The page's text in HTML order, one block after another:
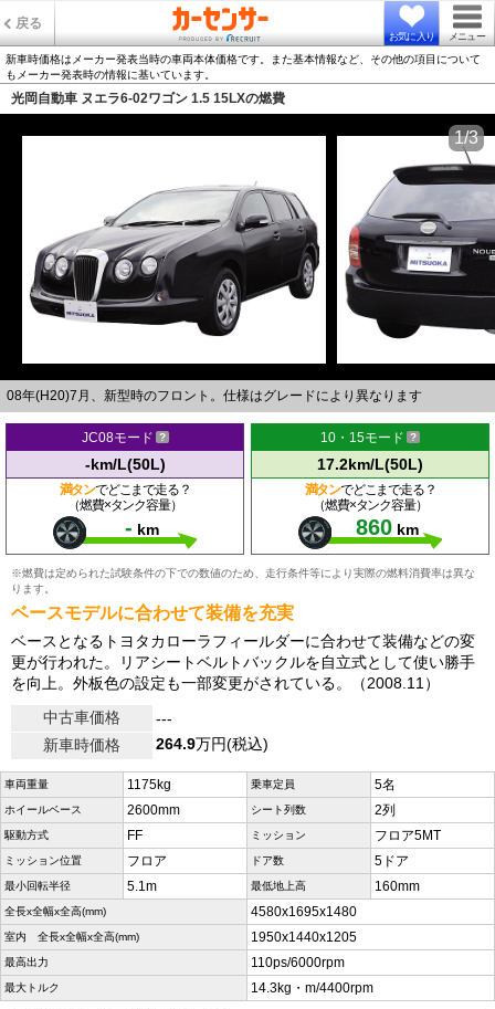
戻る
お気に入り メニュー
新車時価格はメーカー発表当時の車両本体価格です。また基本情報など、その他の項目について
もメーカー発表時の情報に基いています。
光岡自動車 ヌエラ6-02ワゴン 1.5 15LXの燃費
08年(H20)7月、新型時のフロント。仕様はグレードにより異なります
1/3
JC08モード
-km/L(50L)
満タンでどこまで走る？
（燃費×タンク容量）
- km
10・15モード
17.2km/L(50L)
満タンでどこまで走る？
（燃費×タンク容量）
860 km
※燃費は定められた試験条件の下での数値のため、走行条件等により実際の燃料消費率は異な
ります。
ベースモデルに合わせて装備を充実
ベースとなるトヨタカローラフィールダーに合わせて装備などの変
更が行われた。リアシートベルトバックルを自立式として使い勝手
を向上。外板色の設定も一部変更がされている。（2008.11）
中古車価格
---
新車時価格
264.9万円(税込)
車両重量 1175kg 乗車定員 5名
ホイールベース 2600mm シート列数 2列
駆動方式 FF ミッション フロア5MT
ミッション位置 フロア ドア数 5ドア
最小回転半径 5.1m 最低地上高 160mm
全長x全幅x全高(mm) 4580x1695x1480
室内 全長x全幅x全高(mm) 1950x1440x1205
最高出力 110ps/6000rpm
最大トルク 14.3kg・m/4400rpm